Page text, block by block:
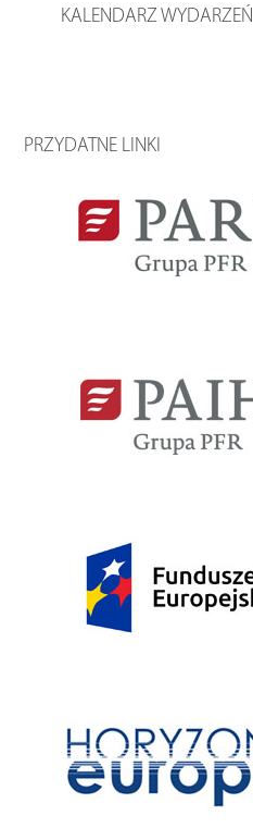
KALENDARZ WYDARZEŃ
PRZYDATNE LINKI